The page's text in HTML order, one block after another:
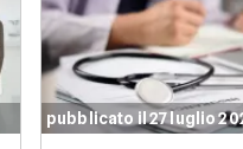
pubblicato il 27 luglio